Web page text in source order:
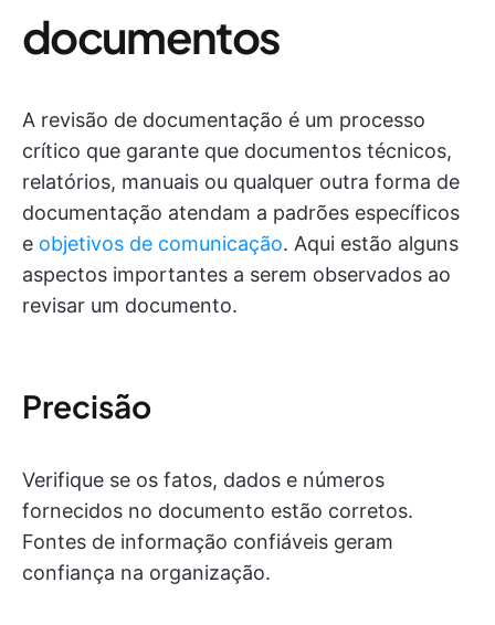
documentos
A revisão de documentação é um processo
crítico que garante que documentos técnicos,
relatórios, manuais ou qualquer outra forma de
documentação atendam a padrões específicos
e objetivos de comunicação. Aqui estão alguns
aspectos importantes a serem observados ao
revisar um documento.
Precisão
Verifique se os fatos, dados e números
fornecidos no documento estão corretos.
Fontes de informação confiáveis geram
confiança na organização.